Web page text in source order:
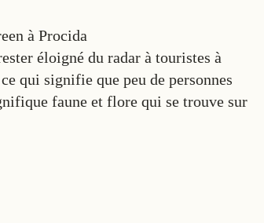
à Procida
éloigné du radar à touristes à
qui signifie que peu de personnes
faune et flore qui se trouve sur